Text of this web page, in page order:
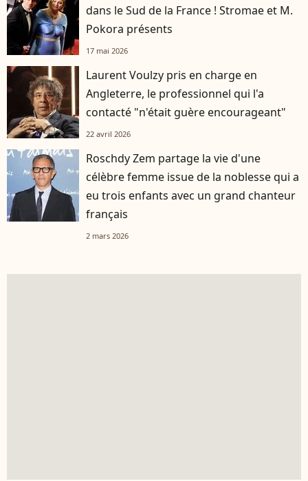
dans le Sud de la France ! Stromae et M.
Pokora présents
17 mai 2026
Laurent Voulzy pris en charge en
Angleterre, le professionnel qui l'a
contacté "n'était guère encourageant"
22 avril 2026
Roschdy Zem partage la vie d'une
célèbre femme issue de la noblesse qui a
eu trois enfants avec un grand chanteur
français
2 mars 2026